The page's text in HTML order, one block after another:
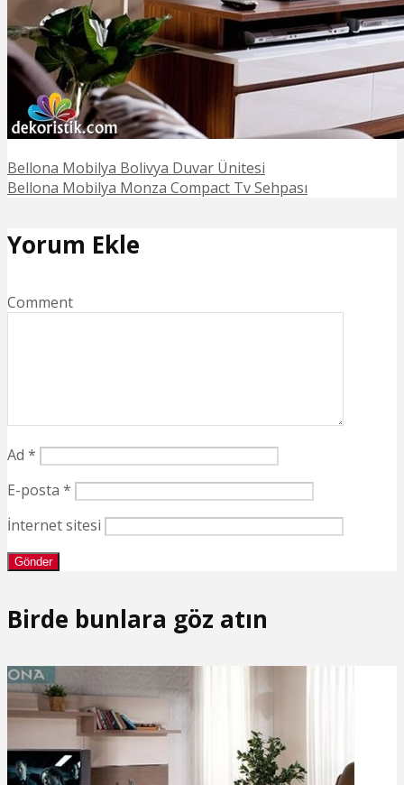
Bellona Mobilya Bolivya Duvar Ünitesi
Bellona Mobilya Monza Compact Tv Sehpası
Yorum Ekle
Comment
Ad *
E-posta *
İnternet sitesi
Birde bunlara göz atın